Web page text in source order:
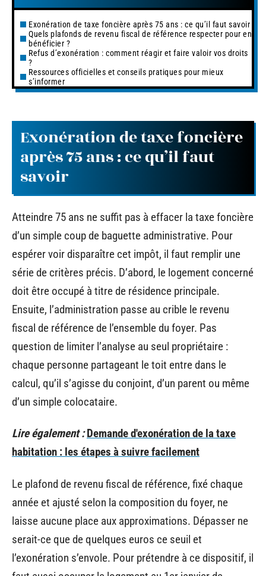
Exonération de taxe foncière après 75 ans : ce qu’il faut savoir
Quels plafonds de revenu fiscal de référence respecter pour en
bénéficier ?
Refus d’exonération : comment réagir et faire valoir vos droits
?
Ressources officielles et conseils pratiques pour mieux
s’informer
Exonération de taxe foncière
après 75 ans : ce qu’il faut
savoir
Atteindre 75 ans ne suffit pas à effacer la taxe foncière
d’un simple coup de baguette administrative. Pour
espérer voir disparaître cet impôt, il faut remplir une
série de critères précis. D’abord, le logement concerné
doit être occupé à titre de résidence principale.
Ensuite, l’administration passe au crible le revenu
fiscal de référence de l’ensemble du foyer. Pas
question de limiter l’analyse au seul propriétaire :
chaque personne partageant le toit entre dans le
calcul, qu’il s’agisse du conjoint, d’un parent ou même
d’un simple colocataire.
Lire également : Demande d'exonération de la taxe
habitation : les étapes à suivre facilement
Le plafond de revenu fiscal de référence, fixé chaque
année et ajusté selon la composition du foyer, ne
laisse aucune place aux approximations. Dépasser ne
serait-ce que de quelques euros ce seuil et
l’exonération s’envole. Pour prétendre à ce dispositif, il